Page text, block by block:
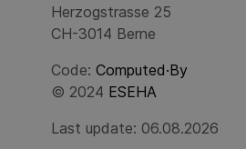
Herzogstrasse 25
CH-3014 Berne
Code: Computed·By
© 2024 ESEHA
Last update: 06.08.2026